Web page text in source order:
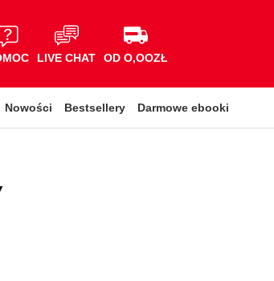
LIVE CHAT OD O,OOZŁ
Nowości Bestsellery Darmowe ebooki